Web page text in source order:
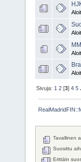
Sivuja: 1 2 [3]4 5
Tavallinen
Suosittu
Erittäin